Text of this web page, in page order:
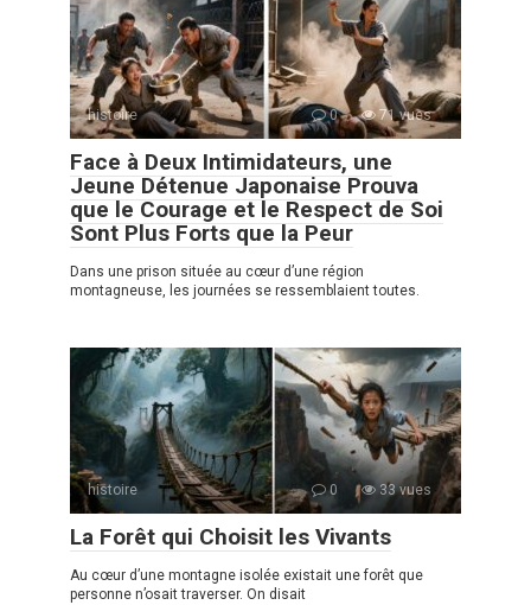
histoire 0 71 vues
Face à Deux Intimidateurs, une
Jeune Détenue Japonaise Prouva
que le Courage et le Respect de Soi
Sont Plus Forts que la Peur
Dans une prison située au cœur d’une région
montagneuse, les journées se ressemblaient toutes.
histoire 0 33 vues
La Forêt qui Choisit les Vivants
Au cœur d’une montagne isolée existait une forêt que
personne n’osait traverser. On disait